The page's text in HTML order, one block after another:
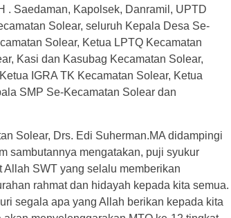
. Saedaman, Kapolsek, Danramil, UPTD
Solear, seluruh Kepala Desa Se-
Solear, Ketua LPTQ Kecamatan
Kasi dan Kasubag Kecamatan Solear,
IGRA TK Kecamatan Solear, Ketua
SMP Se-Kecamatan Solear dan
Solear, Drs. Edi Suherman.MA didampingi
sambutannya mengatakan, puji syukur
SWT yang selalu memberikan
rahmat dan hidayah kepada kita semua.
segala apa yang Allah berikan kepada kita